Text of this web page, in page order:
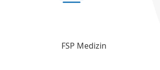
FSP Medizin